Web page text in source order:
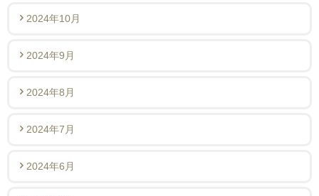
2024年10月
2024年9月
2024年8月
2024年7月
2024年6月